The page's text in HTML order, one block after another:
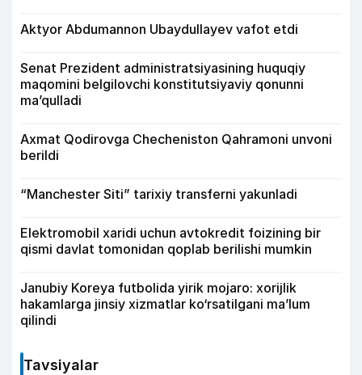
Aktyor Abdu­mannon Ubaydullayev vafot etdi
Senat Prezident administratsiyasining huquqiy
maqomini belgilovchi konstitutsiyaviy qonunni
ma’qulladi
Axmat Qodirovga Checheniston Qahramoni unvoni
berildi
“Manchester Siti” tarixiy transferni yakunladi
Elektromobil xaridi uchun avtokredit foizining bir
qismi davlat tomonidan qoplab berilishi mumkin
Janubiy Koreya futbolida yirik mojaro: xorijlik
hakamlarga jinsiy xizmatlar ko‘rsatilgani ma’lum
qilindi
Tavsiyalar